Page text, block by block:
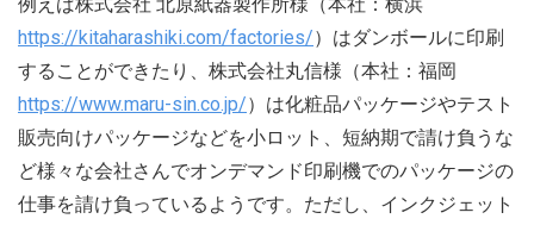
https://kitaharashiki.com/factories/）はダンボールに印刷
することができたり、株式会社丸信様（本社：福岡
https://www.maru-sin.co.jp/）は化粧品パッケージやテスト
販売向けパッケージなどを小ロット、短納期で請け負うな
ど様々な会社さんでオンデマンド印刷機でのパッケージの
仕事を請け負っているようです。ただし、インクジェット